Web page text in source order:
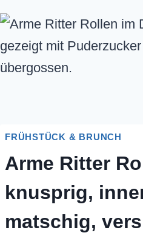
FRÜHSTÜCK & BRUNCH
Arme Ritter
knusprig,
matschig,